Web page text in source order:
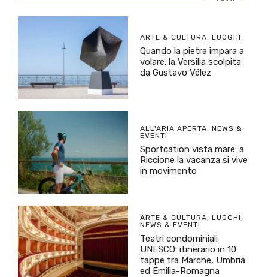
ARTE & CULTURA, LUOGHI
Quando la pietra impara a
volare: la Versilia scolpita
da Gustavo Vélez
ALL'ARIA APERTA, NEWS &
EVENTI
Sportcation vista mare: a
Riccione la vacanza si vive
in movimento
ARTE & CULTURA, LUOGHI,
NEWS & EVENTI
Teatri condominiali
UNESCO: itinerario in 10
tappe tra Marche, Umbria
ed Emilia-Romagna